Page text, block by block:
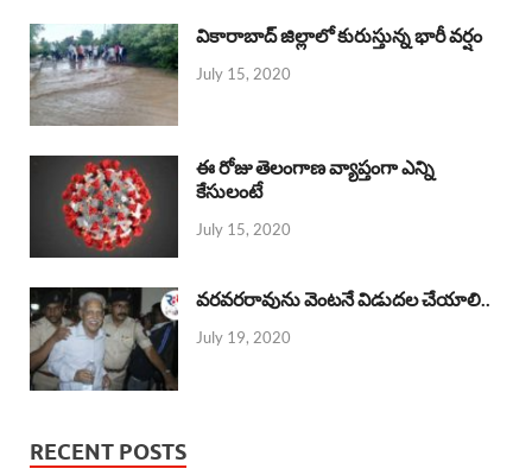
వికారాబాద్ జిల్లాలో కురుస్తున్న భారీ వర్షం
July 15, 2020
ఈ రోజు తెలంగాణ వ్యాప్తంగా ఎన్ని
కేసులంటే
July 15, 2020
వరవరరావును వెంటనే విడుదల చేయాలి..
July 19, 2020
RECENT POSTS